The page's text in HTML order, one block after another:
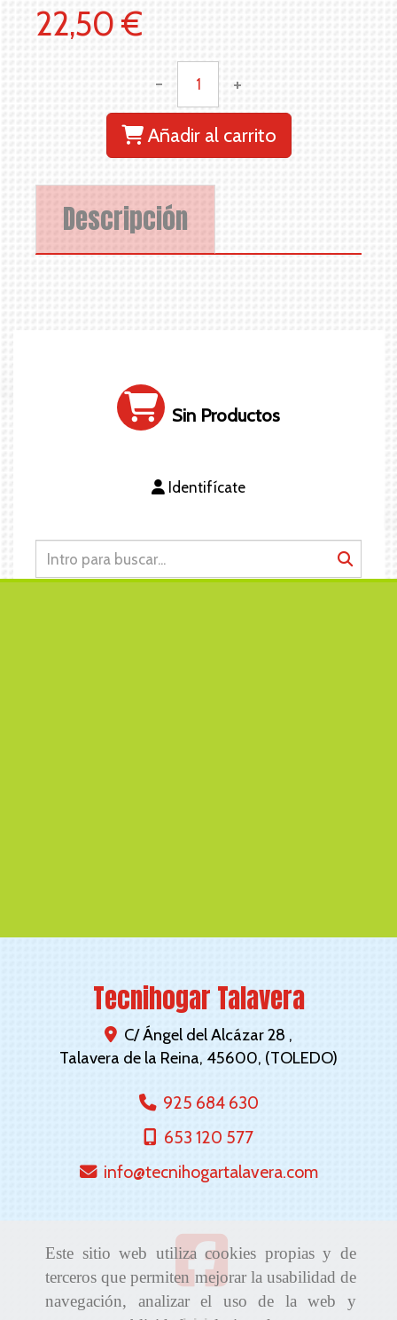
Este sitio web utiliza cookies propias y de
terceros que permiten mejorar la usabilidad de
navegación, analizar el uso de la web y
22,50 €
- +
Añadir al carrito
Descripción
Sin Productos
Identifícate
Tecnihogar Talavera
C/ Ángel del Alcázar 28 ,
Talavera de la Reina, 45600, (TOLEDO)
925 684 630
653 120 577
info
tecnihogartalavera.com